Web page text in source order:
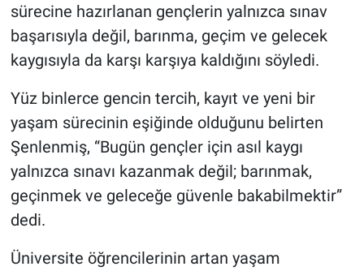
sürecine hazırlanan gençlerin yalnızca sınav
başarısıyla değil, barınma, geçim ve gelecek
kaygısıyla da karşı karşıya kaldığını söyledi.
Yüz binlerce gencin tercih, kayıt ve yeni bir
yaşam sürecinin eşiğinde olduğunu belirten
Şenlenmiş, “Bugün gençler için asıl kaygı
yalnızca sınavı kazanmak değil; barınmak,
geçinmek ve geleceğe güvenle bakabilmektir”
dedi.
Üniversite öğrencilerinin artan yaşam